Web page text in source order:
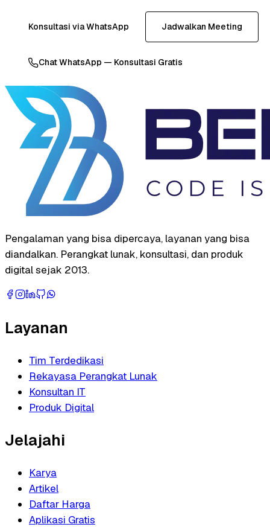
Konsultasi via WhatsApp Jadwalkan Meeting
Chat WhatsApp — Konsultasi Gratis
Pengalaman yang bisa dipercaya, layanan yang bisa
diandalkan. Perangkat lunak, konsultasi, dan produk
digital sejak 2013.
Layanan
Tim Terdedikasi
Rekayasa Perangkat Lunak
Konsultan IT
Produk Digital
Jelajahi
Karya
Artikel
Daftar Harga
Aplikasi Gratis